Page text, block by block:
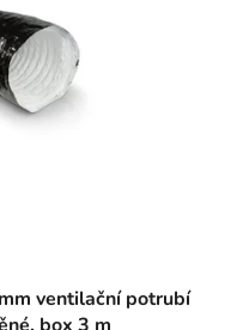
ventilační potrubí